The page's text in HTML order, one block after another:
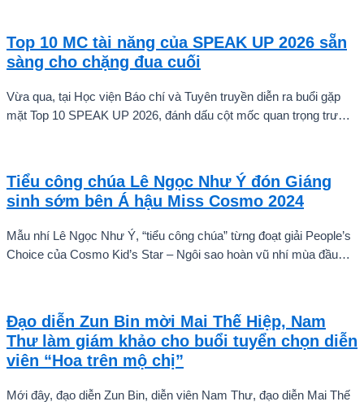
Top 10 MC tài năng của SPEAK UP 2026 sẵn
sàng cho chặng đua cuối
Vừa qua, tại Học viện Báo chí và Tuyên truyền diễn ra buổi gặp
mặt Top 10 SPEAK UP 2026, đánh dấu cột mốc quan trọng trước
Tiểu công chúa Lê Ngọc Như Ý đón Giáng
sinh sớm bên Á hậu Miss Cosmo 2024
Mẫu nhí Lê Ngọc Như Ý, “tiểu công chúa” từng đoạt giải People’s
Choice của Cosmo Kid’s Star – Ngôi sao hoàn vũ nhí mùa đầu
Đạo diễn Zun Bin mời Mai Thế Hiệp, Nam
Thư làm giám khảo cho buổi tuyển chọn diễn
viên “Hoa trên mộ chị”
Mới đây, đạo diễn Zun Bin, diễn viên Nam Thư, đạo diễn Mai Thế